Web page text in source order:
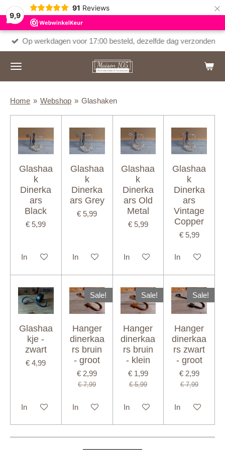
9,9
91 Reviews ×
Op werkdagen voor 17:00 besteld, dezelfde dag verzonden
Home » Webshop » Glashaken
Glashaa
k
Dinerka
ars
Black
€ 5,99
In winkelwagen
Glashaa
k
Dinerka
ars Grey
€ 5,99
In winkelwagen
Glashaa
k
Dinerka
ars Old
Metal
€ 5,99
In winkelwagen
Glashaa
k
Dinerka
ars
Vintage
Copper
€ 5,99
In winkelwagen
Glashaa
kje -
zwart
€ 4,99
In winkelwagen
Sale!
Hanger
dinerkaa
rs bruin
- groot
€ 2,99
€ 7,99
In winkelwagen
Sale!
Hanger
dinerkaa
rs bruin
- klein
€ 1,99
€ 5,99
In winkelwagen
Sale!
Hanger
dinerkaa
rs zwart
- groot
€ 2,99
€ 7,99
In winkelwagen